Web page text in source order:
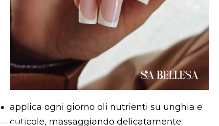
applica ogni giorno oli nutrienti su unghia e
cuticole, massaggiando delicatamente;